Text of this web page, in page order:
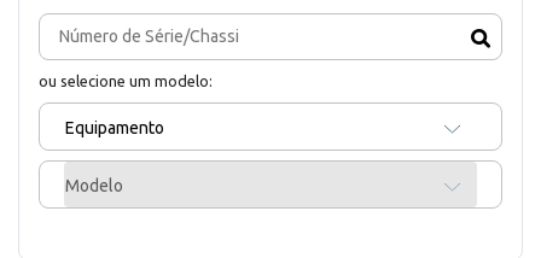
ou selecione um modelo:
Equipamento
Modelo